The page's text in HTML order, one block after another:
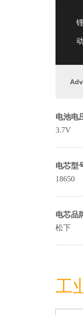
电池电
3.7V
电芯型
18650
电芯品
松下
工